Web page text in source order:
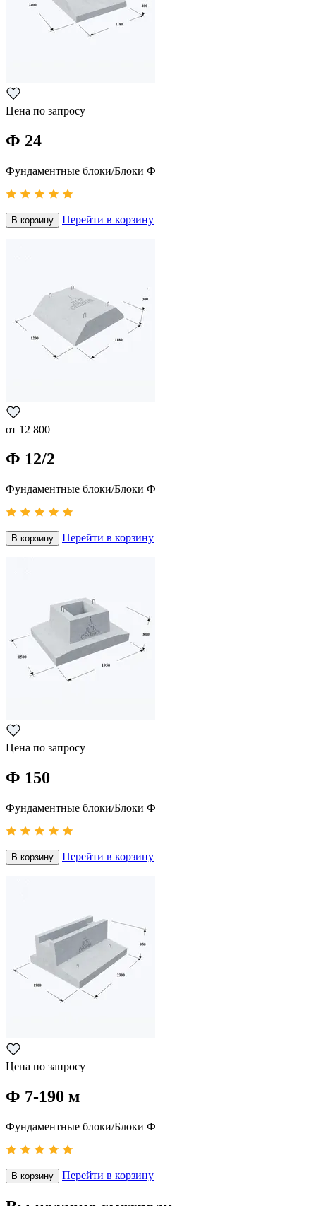
Цена по запросу
Ф 24
Фундаментные блоки/Блоки Ф
В корзину Перейти в корзину
от 12 800
Ф 12/2
Фундаментные блоки/Блоки Ф
В корзину Перейти в корзину
Цена по запросу
Ф 150
Фундаментные блоки/Блоки Ф
В корзину Перейти в корзину
Цена по запросу
Ф 7-190 м
Фундаментные блоки/Блоки Ф
В корзину Перейти в корзину